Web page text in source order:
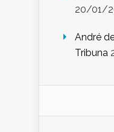
20/01/
André
Tribuna